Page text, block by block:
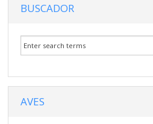
BUSCADOR
AVES